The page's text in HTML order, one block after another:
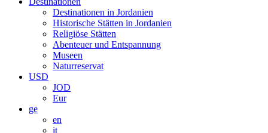
Destinationen in Jordanien
Historische Stätten in Jordanien
Religiöse Stätten
Abenteuer und Entspannung
Museen
Naturreservat
USD
JOD
Eur
ge
en
it